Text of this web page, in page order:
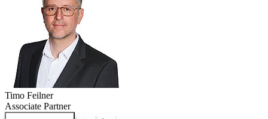
Timo Feilner
Associate Partner